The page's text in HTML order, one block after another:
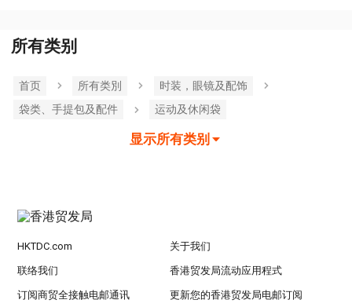
所有类别
首页 所有类別
时装，眼镜及配饰
袋类、手提包及配件
运动及休闲袋
显示所有类别
HKTDC.com 关于我们
联络我们 香港贸发局流动应用程式
订阅商贸全接触电邮通讯 更新您的香港贸发局电邮订阅